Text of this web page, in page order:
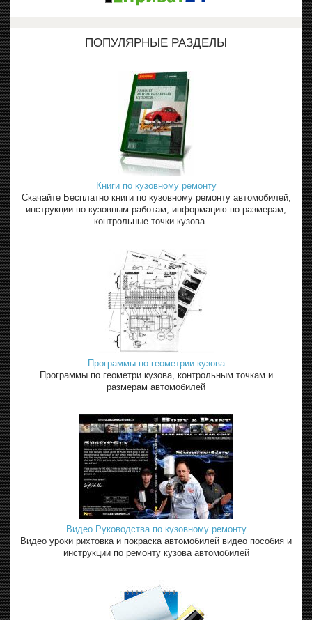
ПОПУЛЯРНЫЕ РАЗДЕЛЫ
Книги по кузовному ремонту
Скачайте Бесплатно книги по кузовному ремонту автомобилей,
инструкции по кузовным работам, информацию по размерам,
контрольные точки кузова. ...
Программы по геометрии кузова
Программы по геометри кузова, контрольным точкам и
размерам автомобилей
Видео Руководства по кузовному ремонту
Видео уроки рихтовка и покраска автомобилей видео пособия и
инструкции по ремонту кузова автомобилей